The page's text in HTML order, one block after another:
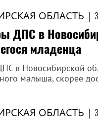
ОБЛАСТЬ |
ДПС в
младенца
в Новосибирской
малыша, скорее
ОБЛАСТЬ |